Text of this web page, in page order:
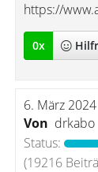
https://
0x
6. März
Von drkabo
Status:
(19216